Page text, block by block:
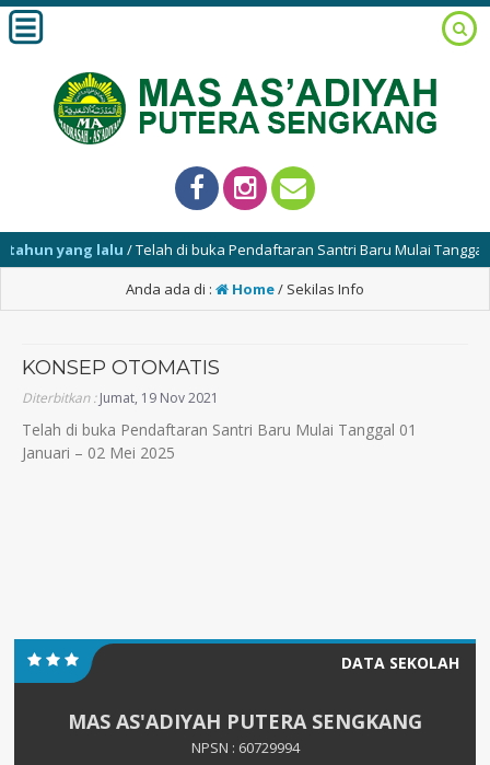
yang lalu/ Telah di buka Pendaftaran Santri Baru Mulai Tanggal
Anda ada di :
Home/ Sekilas Info
KONSEP OTOMATIS
Diterbitkan :Jumat, 19 Nov 2021
Telah di buka Pendaftaran Santri Baru Mulai Tanggal 01
Januari – 02 Mei 2025
DATA SEKOLAH
MAS AS'ADIYAH PUTERA SENGKANG
NPSN : 60729994